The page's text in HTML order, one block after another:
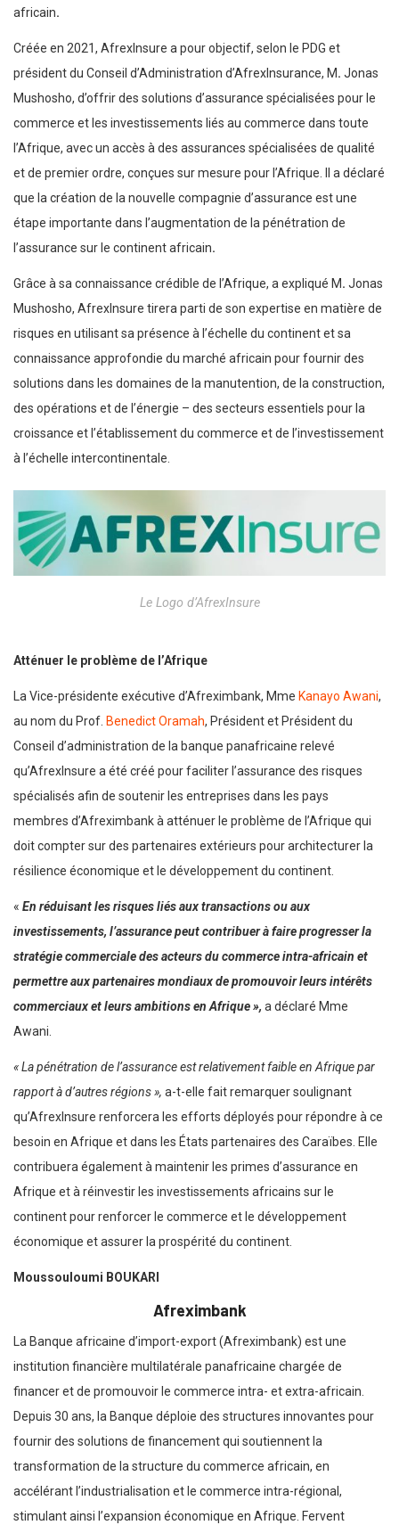
africain.
Créée en 2021, AfrexInsure a pour objectif, selon le PDG et
président du Conseil d’Administration d’AfrexInsurance, M. Jonas
Mushosho, d’offrir des solutions d’assurance spécialisées pour le
commerce et les investissements liés au commerce dans toute
l’Afrique, avec un accès à des assurances spécialisées de qualité
et de premier ordre, conçues sur mesure pour l’Afrique. Il a déclaré
que la création de la nouvelle compagnie d’assurance est une
étape importante dans l’augmentation de la pénétration de
l’assurance sur le continent africain.
Grâce à sa connaissance crédible de l’Afrique, a expliqué M. Jonas
Mushosho, AfrexInsure tirera parti de son expertise en matière de
risques en utilisant sa présence à l’échelle du continent et sa
connaissance approfondie du marché africain pour fournir des
solutions dans les domaines de la manutention, de la construction,
des opérations et de l’énergie – des secteurs essentiels pour la
croissance et l’établissement du commerce et de l’investissement
à l’échelle intercontinentale.
Le Logo d’AfrexInsure
Atténuer le problème de l’Afrique
La Vice-présidente exécutive d’Afreximbank, Mme Kanayo Awani,
au nom du Prof. Benedict Oramah, Président et Président du
Conseil d’administration de la banque panafricaine relevé
qu’AfrexInsure a été créé pour faciliter l’assurance des risques
spécialisés afin de soutenir les entreprises dans les pays
membres d’Afreximbank à atténuer le problème de l’Afrique qui
doit compter sur des partenaires extérieurs pour architecturer la
résilience économique et le développement du continent.
« En réduisant les risques liés aux transactions ou aux
investissements, l’assurance peut contribuer à faire progresser la
stratégie commerciale des acteurs du commerce intra-africain et
permettre aux partenaires mondiaux de promouvoir leurs intérêts
commerciaux et leurs ambitions en Afrique», a déclaré Mme
Awani.
« La pénétration de l’assurance est relativement faible en Afrique par
rapport à d’autres régions », a-t-elle fait remarquer soulignant
qu’AfrexInsure renforcera les efforts déployés pour répondre à ce
besoin en Afrique et dans les États partenaires des Caraïbes. Elle
contribuera également à maintenir les primes d’assurance en
Afrique et à réinvestir les investissements africains sur le
continent pour renforcer le commerce et le développement
économique et assurer la prospérité du continent.
Moussouloumi BOUKARI
Afreximbank
La Banque africaine d’import-export (Afreximbank) est une
institution financière multilatérale panafricaine chargée de
financer et de promouvoir le commerce intra- et extra-africain.
Depuis 30 ans, la Banque déploie des structures innovantes pour
fournir des solutions de financement qui soutiennent la
transformation de la structure du commerce africain, en
accélérant l’industrialisation et le commerce intra-régional,
stimulant ainsi l’expansion économique en Afrique. Fervent